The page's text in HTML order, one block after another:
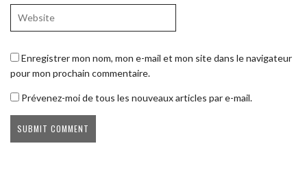
Enregistrer mon nom, mon e-mail et mon site dans le navigateur
pour mon prochain commentaire.
Prévenez-moi de tous les nouveaux articles par e-mail.